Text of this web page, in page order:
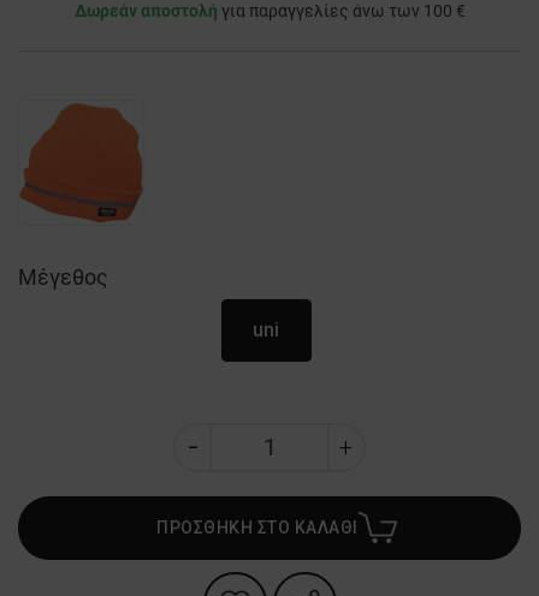
Δωρεάν αποστολή για παραγγελίες άνω των 100 €
Μέγεθος
uni
ΠΡΟΣΘΗΚΗ ΣΤΟ ΚΑΛΑΘΙ